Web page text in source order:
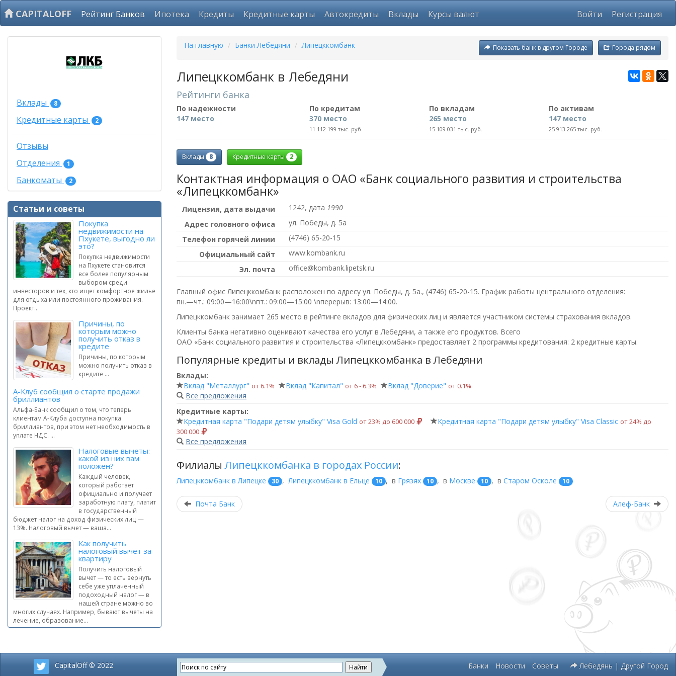
CAPITALOFF Рейтинг Банков Ипотека Кредиты Кредитные карты Автокредиты Вклады Курсы валют Войти Регистрация
Вклады 8
Кредитные карты 2
Отзывы
Отделения
1
Банкоматы 2
Статьи и советы
Покупка
недвижимости на
Пхукете, выгодно ли
это?
Покупка недвижимости
на Пхукете становится
все более популярным
выбором среди
инвесторов и тех, кто ищет комфортное жилье
для отдыха или постоянного проживания.
Проект...
Причины, по
которым можно
получить отказ в
кредите
Причины, по которым
можно получить отказ в
кредите ...
А-Клуб сообщил о старте продажи
бриллиантов
Альфа-Банк сообщил о том, что теперь
клиентам А-Клуба доступна покупка
бриллиантов, при этом нет необходимость в
уплате НДС. ...
Налоговые вычеты:
какой из них вам
положен?
Каждый человек,
который работает
официально и получает
заработную плату, платит
в государственный
бюджет налог на доход физических лиц —
13%. Налоговый вычет — ваша...
Как получить
налоговый вычет за
квартиру
Получить налоговый
вычет — то есть вернуть
себе уже уплаченный
подоходный налог — в
нашей стране можно во
многих случаях. Например, бывают вычеты на
лечение, образование...
Города рядом
Показать банк в другом Городе
На главную / Банки Лебедяни / Липецккомбанк
Липецккомбанк в Лебедяни
Рейтинги банка
По надежности По кредитам По вкладам
По активам
147 место
370 место
11 112 199 тыс. руб.
265 место
15 109 031 тыс. руб.
147 место
25 913 265 тыс. руб.
Вклады 8 Кредитные карты 2
Контактная информация о ОАО «Банк социального развития и строительства
«Липецккомбанк»
Лицензия, дата выдачи 1242, дата 1990
Адрес головного офиса
ул. Победы, д. 5а
Телефон горячей линии
(4746) 65-20-15
Официальный сайт
www.kombank.ru
Эл. почта
office@kombank.lipetsk.ru
Главный офис Липецккомбанк расположен по адресу ул. Победы, д. 5а., (4746) 65-20-15. График работы центрального отделения:
пн.—чт.: 09:00—16:00\nпт.: 09:00—15:00 \nперерыв: 13:00—14:00.
Липецккомбанк занимает 265 место в рейтинге вкладов для физических лиц и является участником системы страхования вкладов.
Клиенты банка негативно оценивают качества его услуг в Лебедяни, а также его продуктов. Всего
ОАО «Банк социального развития и строительства «Липецккомбанк» предоставляет 2 программы кредитования: 2 кредитные карты.
Популярные кредиты и вклады Липецккомбанка в Лебедяни
Вклады:
Вклад "Металлург" от 6.1% Вклад "Капитал" от 6 ‑ 6.3% Вклад "Доверие" от 0.1%
Все предложения
Кредитные карты:
Кредитная карта "Подари детям улыбку" Visa Gold от 23% до 600 000 Кредитная карта "Подари детям улыбку" Visa Classic от 24% до
300 000
Все предложения
ФилиалыЛипецккомбанка в городах России:
Липецккомбанк в Липецке 30 , Липецккомбанк в Ельце 10 , в Грязях 10 , в Москве 10 , в Старом Осколе 10
Почта Банк Алеф-Банк
CapitalOff © 2022 Банки Новости Советы Лебедянь | Другой Город